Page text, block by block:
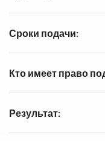
Сроки подачи:
Кто имеет право
Результат: